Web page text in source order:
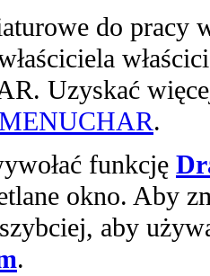
do pracy
Uzyskać
.
funkcję
okno. Aby
aby
.